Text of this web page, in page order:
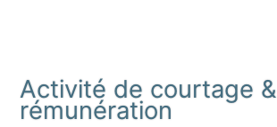
Activité de courtage &
rémunération